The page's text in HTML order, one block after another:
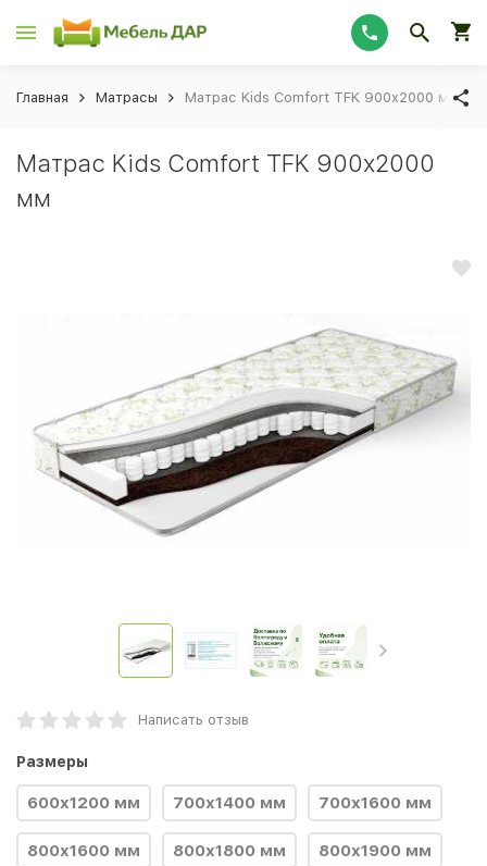
Главная Матрасы Матрас Kids Comfort TFK 900x2000 мм
Матрас Kids Comfort TFK 900x2000
мм
Написать отзыв
Размеры
600x1200 мм 700x1400 мм 700x1600 мм
800x1600 мм 800x1800 мм 800x1900 мм